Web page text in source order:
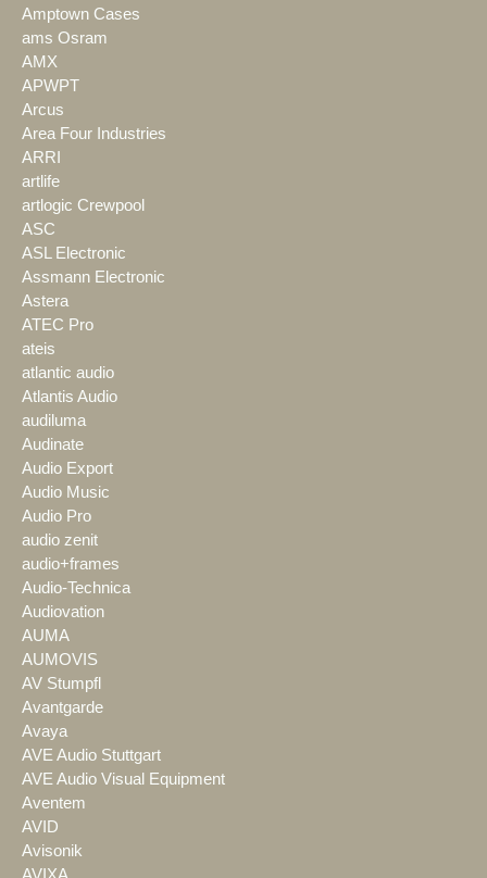
Amptown Cases
ams Osram
AMX
APWPT
Arcus
Area Four Industries
ARRI
artlife
artlogic Crewpool
ASC
ASL Electronic
Assmann Electronic
Astera
ATEC Pro
ateis
atlantic audio
Atlantis Audio
audiluma
Audinate
Audio Export
Audio Music
Audio Pro
audio zenit
audio+frames
Audio-Technica
Audiovation
AUMA
AUMOVIS
AV Stumpfl
Avantgarde
Avaya
AVE Audio Stuttgart
AVE Audio Visual Equipment
Aventem
AVID
Avisonik
AVIXA